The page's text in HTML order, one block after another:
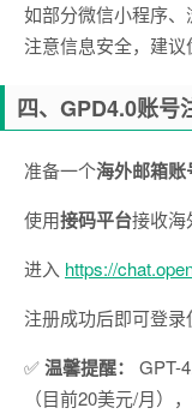
如部分微信小程序
注意信息安全，建议
四、GPD4.0账号
准备一个海外邮箱账
使用接码平台接收海
进入 https://
注册成功后即可登录
✅温馨提醒： GPT-
（目前20美元/月）